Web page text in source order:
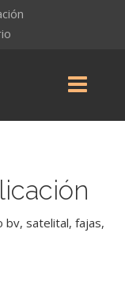
bv, satelital, fajas,